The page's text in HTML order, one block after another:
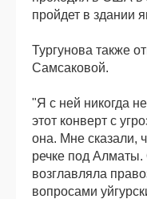
пройдет в здании
Тургунова также
Самсаковой.
"Я с ней никогда
этот конверт с
она. Мне сказали,
речке под
возглавляла
вопросами